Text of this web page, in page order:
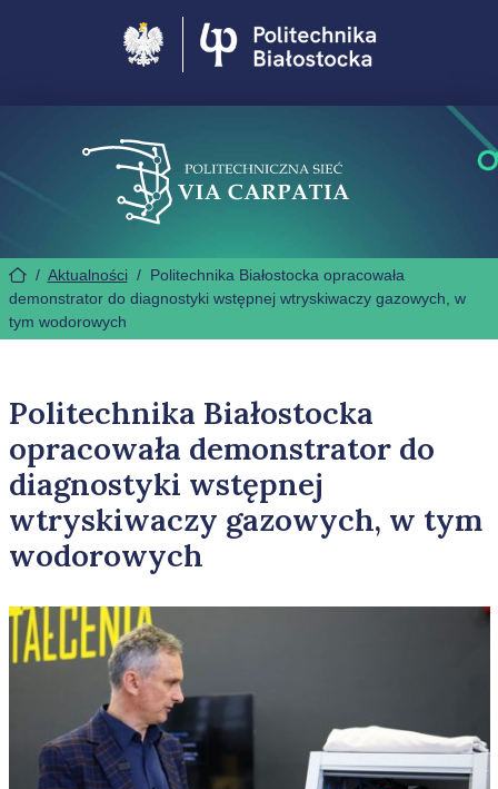
/ Aktualności/ Politechnika Białostocka opracowała
demonstrator do diagnostyki wstępnej wtryskiwaczy gazowych, w
tym wodorowych
Politechnika Białostocka
opracowała demonstrator do
diagnostyki wstępnej
wtryskiwaczy gazowych, w tym
wodorowych